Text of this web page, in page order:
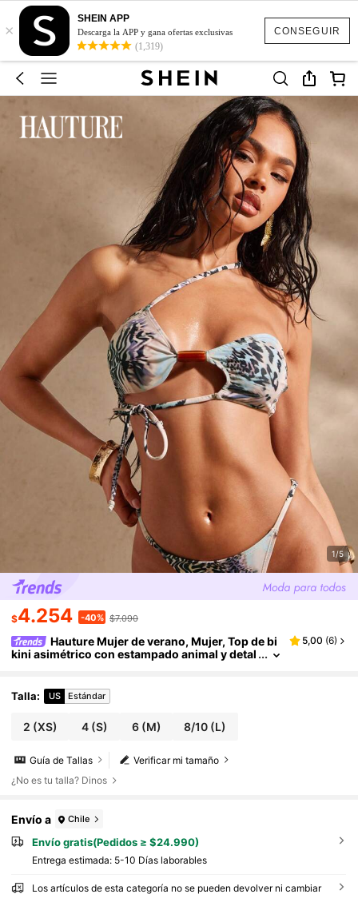
CONSEGUIR
×
SHEIN APP
Descarga la APP y gana ofertas exclusivas
(1,319)
1/5
$4.254 -40% $7.090
Hauture Mujer de verano, Mujer, Top de bi
kini asimétrico con estampado animal y detal
5,00 (6)
Talla: US Estándar
2 (XS) 4(S) 6(M) 8/10 (L)
Verificar mi tamaño
Guía de Tallas
¿No es tu talla? Dinos
Envío a Chile
Envío gratis(Pedidos ≥ $24.990)
Entrega estimada: 5-10 Días laborables
Los artículos de esta categoría no se pueden devolver ni cambiar